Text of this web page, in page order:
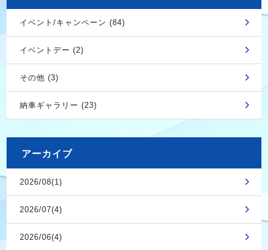
イベント/キャンペーン (84)
イベントデー (2)
その他 (3)
納車ギャラリー (23)
アーカイブ
2026/08(1)
2026/07(4)
2026/06(4)